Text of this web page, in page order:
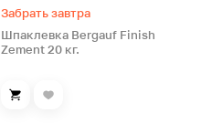
Забрать завтра
Шпаклевка Bergauf Finish
Zement 20 кг.